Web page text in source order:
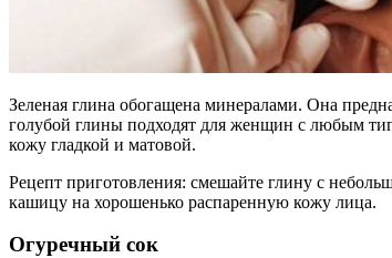
Зеленая глина обогащена минералами. Она
голубой глины подходят для женщин с любым
кожу гладкой и матовой.
Рецепт приготовления: смешайте глину с
кашицу на хорошенько распаренную кожу лица.
Огуречный сок